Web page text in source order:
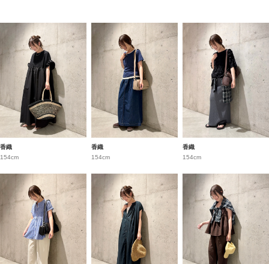
香織
154cm
香織
154cm
香織
154cm